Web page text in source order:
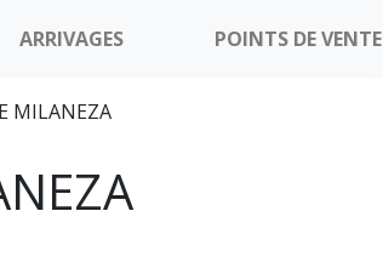
ARRIVAGES POINTS DE VENTE
MILANEZA